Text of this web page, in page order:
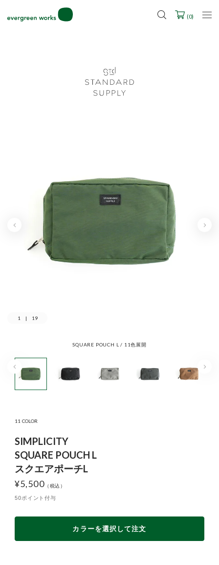
2027年ご入学用ランドセル受注会スケジュール
(0)
SQUARE POUCH L / 11色展開
1 | 19
11 COLOR
SIMPLICITY
SQUARE POUCH L
スクエアポーチL
¥5,500
50ポイント付与
カラーを選択して注文